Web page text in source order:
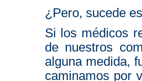
¿Pero, sucede
Si los médicos
de nuestros
alguna medida,
caminamos por